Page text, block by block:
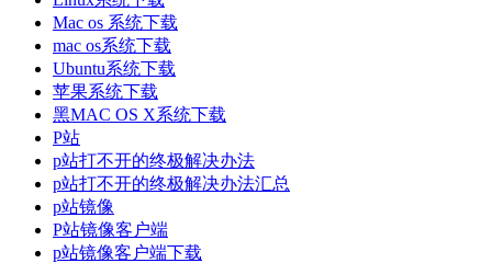
Mac os 系统下载
mac os系统下载
Ubuntu系统下载
苹果系统下载
黑MAC OS X系统下载
P站
p站打不开的终极解决办法
p站打不开的终极解决办法汇总
p站镜像
P站镜像客户端
p站镜像客户端下载